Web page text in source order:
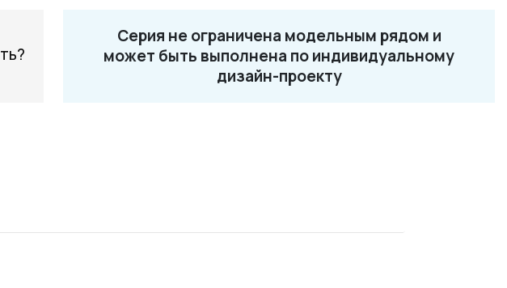
Loft 13 Loft 14
Серия не ограничена модельным рядом и
может быть выполнена по индивидуальному
дизайн-проекту
Телефон: +7 495 662-87-32